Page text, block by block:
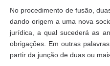
No procedimento de fusão,
dando origem a uma nova
jurídica, a qual sucederá as
obrigações. Em outras
partir da junção de duas ou